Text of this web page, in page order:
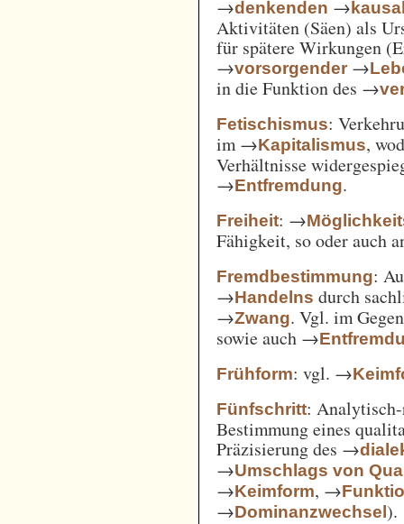
→denkenden →
Aktivitäten (Säen) als
für spätere Wirkungen
→vorsorgender →
in die Funktion des →
Fetischismus:
im →Kapitalismus,
Verhältnisse
→Entfremdung.
Freiheit: →
Fähigkeit, so oder auch
Fremdbestimmung:
→Handelns durch
→Zwang. Vgl. im
sowie auch →
Frühform: vgl. →
Fünfschritt:
Bestimmung eines
Präzisierung des →
→Umschlags von
→Keimform, →
→Dominanzwechsel).